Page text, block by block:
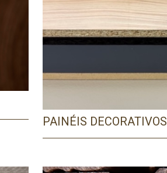
PAINÉIS DECORATIVOS